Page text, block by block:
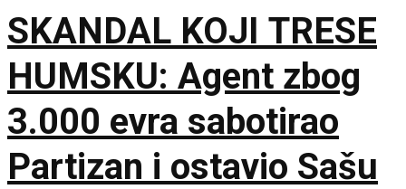
SKANDAL KOJI TRESE
HUMSKU: Agent zbog
3.000 evra sabotirao
Partizan i ostavio Sašu